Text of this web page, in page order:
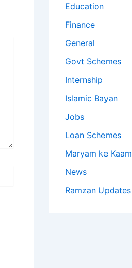
Education
Finance
General
Govt Schemes
Internship
Islamic Bayan
Jobs
Loan Schemes
Maryam ke Kaam
News
Ramzan Updates